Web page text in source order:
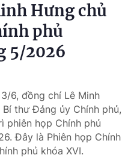
Hưng chủ
phủ
5/2026
6, đồng chí Lê Minh
thư Đảng ủy Chính phủ,
phiên họp Chính phủ
Đây là Phiên họp Chính
phủ khóa XVI.